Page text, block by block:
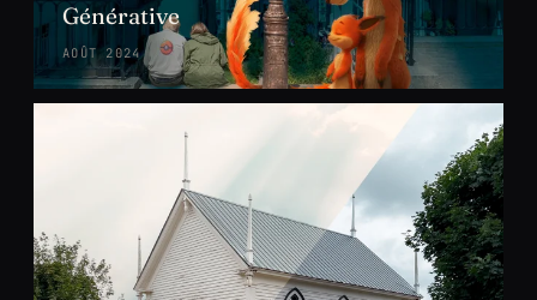
Générative
AOÛT 2024